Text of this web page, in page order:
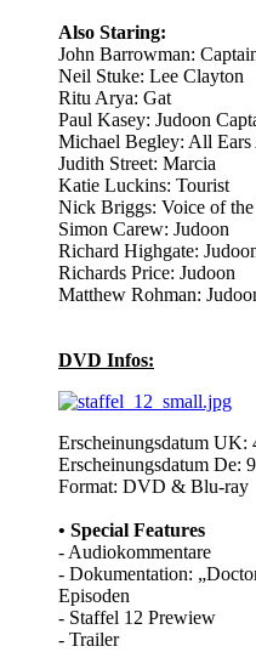
Also Staring:
John Barrowman:
Neil Stuke: Lee Clayton
Ritu Arya: Gat
Paul Kasey: Judoon
Michael Begley: All Ears
Judith Street: Marcia
Katie Luckins: Tourist
Nick Briggs: Voice of the
Simon Carew: Judoon
Richard Highgate:
Richards Price: Judoon
Matthew Rohman:
DVD Infos:
Erscheinungsdatum UK:
Erscheinungsdatum De:
Format: DVD & Blu-ray
• Special Features
- Audiokommentare
- Dokumentation:
Episoden
- Staffel 12 Prewiew
- Trailer